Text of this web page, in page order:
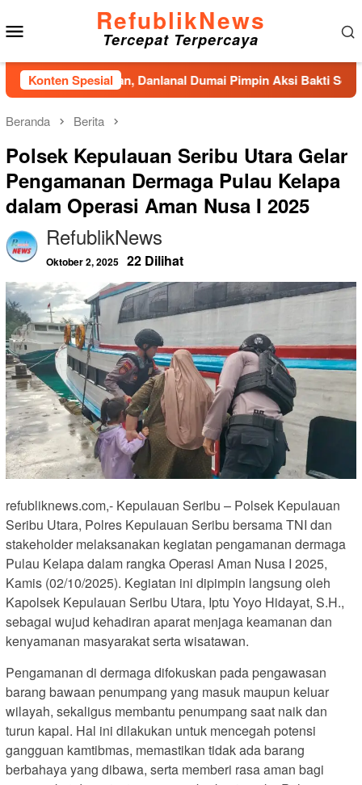
ke
konten
RefublikNews
Tercepat Terpercaya
Konten Spesial
Nelayan, Danlanal Dumai Pimpin Aksi Bakti Sosial dan
Beranda Berita
Polsek Kepulauan Seribu Utara Gelar
Pengamanan Dermaga Pulau Kelapa
dalam Operasi Aman Nusa I 2025
RefublikNews
Oktober 2, 2025 22 Dilihat
refubliknews.com,- Kepulauan Seribu – Polsek Kepulauan
Seribu Utara, Polres Kepulauan Seribu bersama TNI dan
stakeholder melaksanakan kegiatan pengamanan dermaga
Pulau Kelapa dalam rangka Operasi Aman Nusa I 2025,
Kamis (02/10/2025). Kegiatan ini dipimpin langsung oleh
Kapolsek Kepulauan Seribu Utara, Iptu Yoyo Hidayat, S.H.,
sebagai wujud kehadiran aparat menjaga keamanan dan
kenyamanan masyarakat serta wisatawan.
Pengamanan di dermaga difokuskan pada pengawasan
barang bawaan penumpang yang masuk maupun keluar
wilayah, sekaligus membantu penumpang saat naik dan
turun kapal. Hal ini dilakukan untuk mencegah potensi
gangguan kamtibmas, memastikan tidak ada barang
berbahaya yang dibawa, serta memberi rasa aman bagi